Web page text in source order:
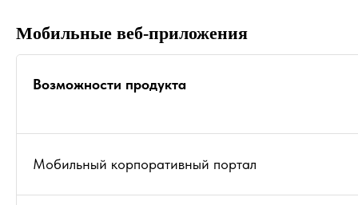
Мобильные веб-приложения
Возможности продукта
Мобильный корпоративный портал